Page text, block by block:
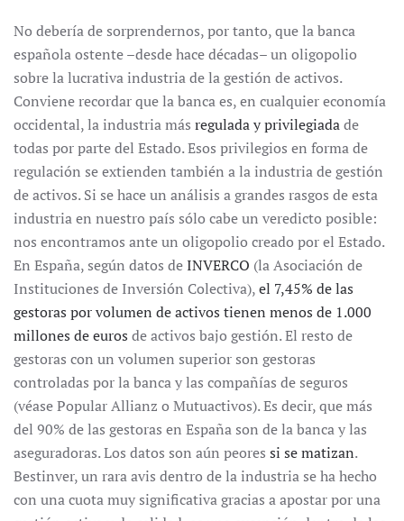
No debería de sorprendernos, por tanto, que la banca
española ostente –desde hace décadas– un oligopolio
sobre la lucrativa industria de la gestión de activos.
Conviene recordar que la banca es, en cualquier economía
occidental, la industria más regulada y privilegiadade
todas por parte del Estado. Esos privilegios en forma de
regulación se extienden también a la industria de gestión
de activos. Si se hace un análisis a grandes rasgos de esta
industria en nuestro país sólo cabe un veredicto posible:
nos encontramos ante un oligopolio creado por el Estado.
En España, según datos deINVERCO (la Asociación de
Instituciones de Inversión Colectiva),el 7,45% de las
gestoras por volumen de activos tienen menos de 1.000
millones de euros de activos bajo gestión. El resto de
gestoras con un volumen superior son gestoras
controladas por la banca y las compañías de seguros
(véase Popular Allianz o Mutuactivos). Es decir, que más
del 90% de las gestoras en España son de la banca y las
aseguradoras. Los datos son aún peores si se matizan.
Bestinver, un rara avis dentro de la industria se ha hecho
con una cuota muy significativa gracias a apostar por una